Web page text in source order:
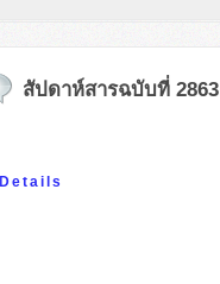
สัปดาห์สารฉบับที่
Details